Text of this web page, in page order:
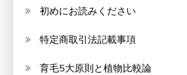
初めにお読みください
特定商取引法記載事項
育毛5大原則と植物比較論